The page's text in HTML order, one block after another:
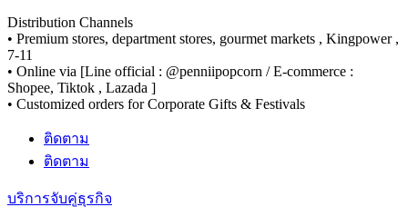
Distribution Channels
• Premium stores, department stores, gourmet markets , Kingpower ,
7-11
• Online via [Line official : @penniipopcorn / E-commerce :
Shopee, Tiktok , Lazada ]
• Customized orders for Corporate Gifts & Festivals
ติดตาม
ติดตาม
บริการจับคู่ธุรกิจ